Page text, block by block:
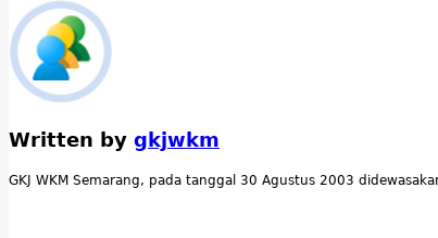
Written by gkjwkm
GKJ WKM Semarang, pada tanggal 30 Agustus 2003